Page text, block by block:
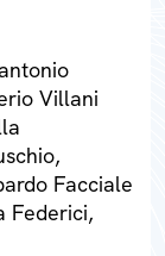
Villani
Facciale
Federici,